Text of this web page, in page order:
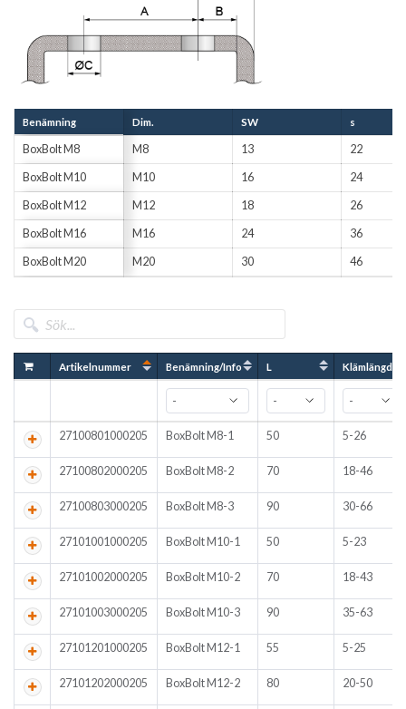
Benämning Dim. SW s
BoxBolt M8 M8 13 22
BoxBolt M10 M10 16 24
BoxBolt M12 M12 18 26
BoxBolt M16 M16 24 36
BoxBolt M20 M20 30 46
Artikelnummer Benämning/Info L Klämlängd
27100801000205 BoxBolt M8-1 50 5-26
27100802000205 BoxBolt M8-2 70 18-46
27100803000205 BoxBolt M8-3 90 30-66
27101001000205 BoxBolt M10-1 50 5-23
27101002000205 BoxBolt M10-2 70 18-43
27101003000205 BoxBolt M10-3 90 35-63
27101201000205 BoxBolt M12-1 55 5-25
27101202000205 BoxBolt M12-2 80 20-50